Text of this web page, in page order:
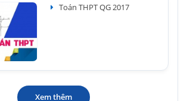
Toán THPT QG 2017
Xem thêm